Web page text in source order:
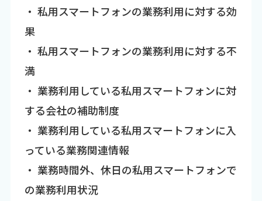
・ 私用スマートフォンの業務利用に対する効
果
・ 私用スマートフォンの業務利用に対する不
満
・ 業務利用している私用スマートフォンに対
する会社の補助制度
・ 業務利用している私用スマートフォンに入
っている業務関連情報
・ 業務時間外、休日の私用スマートフォンで
の業務利用状況